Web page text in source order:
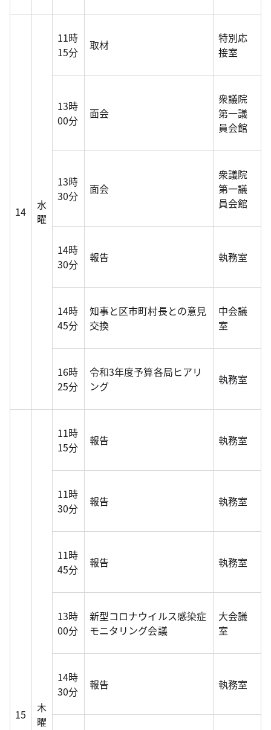
14
水
曜
11時
15分
取材
特別応
接室
13時
00分
面会
衆議院
第一議
員会館
13時
30分
面会
衆議院
第一議
員会館
14時
30分
報告 執務室
14時
45分
知事と区市町村長との意見
交換
中会議
室
16時
25分
令和3年度予算各局ヒアリ
ング
執務室
15
木
曜
11時
15分
報告 執務室
11時
30分
報告 執務室
11時
45分
報告 執務室
13時
00分
新型コロナウイルス感染症
モニタリング会議
大会議
室
14時
30分
報告 執務室